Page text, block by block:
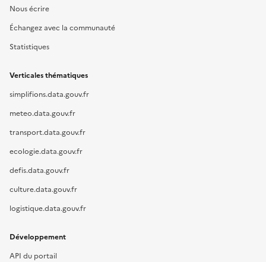
Nous écrire
Échangez avec la communauté
Statistiques
Verticales thématiques
simplifions.data.gouv.fr
meteo.data.gouv.fr
transport.data.gouv.fr
ecologie.data.gouv.fr
defis.data.gouv.fr
culture.data.gouv.fr
logistique.data.gouv.fr
Développement
API du portail